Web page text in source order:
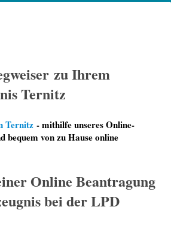
zu Ihrem
Ternitz
Ternitz - mithilfe unseres Online-
bequem von zu Hause online
Online Beantragung
bei der LPD